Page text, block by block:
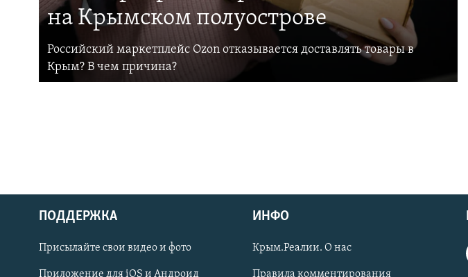
Українською
Qırımtatar
на Крымском полуострове
Российский маркетплейс Ozon отказывается доставлять товары в
Крым? В чем причина?
ПОДДЕРЖКА
Присылайте свои видео и фото
Приложение для iOS и Андроид
ИНФО
Крым.Реалии. О нас
Правила комментирования